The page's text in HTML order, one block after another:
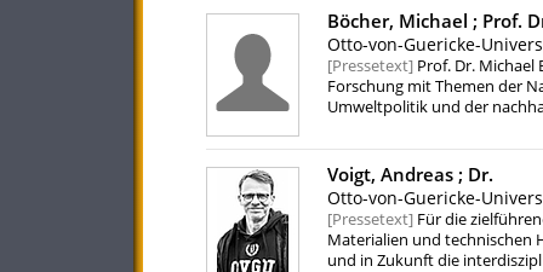
Böcher, Michael ; Prof.
Otto-von-Guericke-
Pressetext Prof. Dr.
Forschung mit Themen der
Umweltpolitik und der
Politikberatungssysteme
nachhaltigen Entwicklung zu
Voigt, Andreas ; Dr.
Otto-von-Guericke-
Pressetext Für die
Materialien und technischen
und in Zukunft die